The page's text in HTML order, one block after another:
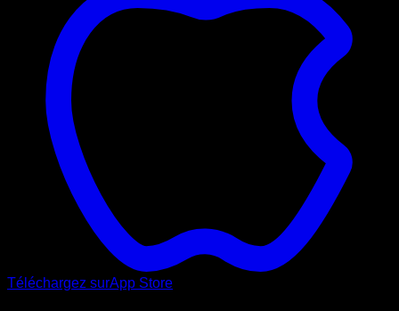
Téléchargez surApp Store